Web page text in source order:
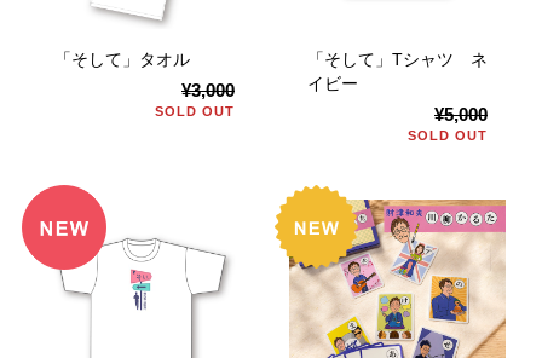
「そして」タオル
¥3,000
SOLD OUT
「そして」Tシャツ ネ
イビー
¥5,000
SOLD OUT